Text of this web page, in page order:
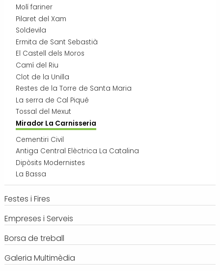
Transport i mobilitat
Molí fariner
Pilaret del Xam
Soldevila
Ermita de Sant Sebastià
El Castell dels Moros
Camí del Riu
Clot de la Unilla
Restes de la Torre de Santa Maria
La serra de Cal Piqué
Tossal del Mexut
Mirador La Carnisseria
Cementiri Civil
Antiga Central Elèctrica La Catalina
Dipòsits Modernistes
La Bassa
Festes i Fires
Empreses i Serveis
Borsa de treball
Galeria Multimèdia